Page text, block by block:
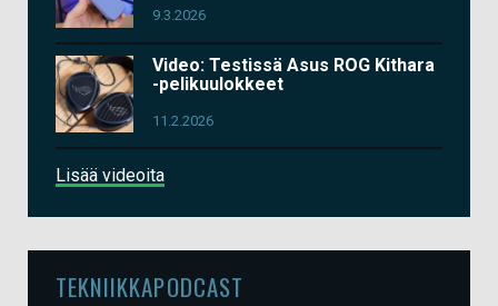
9.3.2026
Video: Testissä Asus ROG Kithara
-pelikuulokkeet
11.2.2026
Lisää videoita
TEKNIIKKAPODCAST